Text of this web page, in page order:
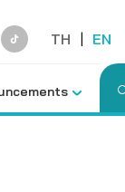
TH | EN